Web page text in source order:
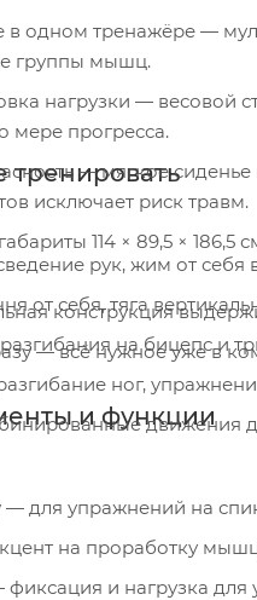
группы мышц.
мере прогресса.
исключает риск травм.
конструкция
— всё нужное уже в
тренировать
рук, жим от себя
от себя, тяга
на бицепс и
ног,
движения
и функции
— для упражнений на
на проработку
и нагрузка